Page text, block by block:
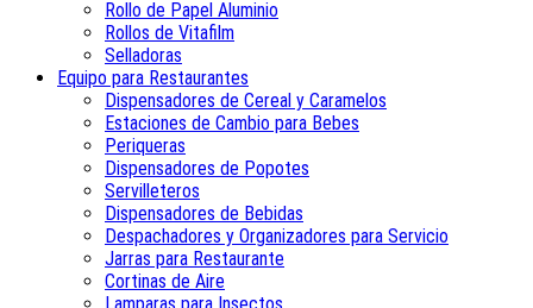
Rollo de Papel Aluminio
Rollos de Vitafilm
Selladoras
Equipo para Restaurantes
Dispensadores de Cereal y Caramelos
Estaciones de Cambio para Bebes
Periqueras
Dispensadores de Popotes
Servilleteros
Dispensadores de Bebidas
Despachadores y Organizadores para Servicio
Jarras para Restaurante
Cortinas de Aire